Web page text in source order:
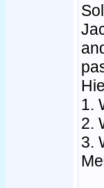
1.
2.
3.